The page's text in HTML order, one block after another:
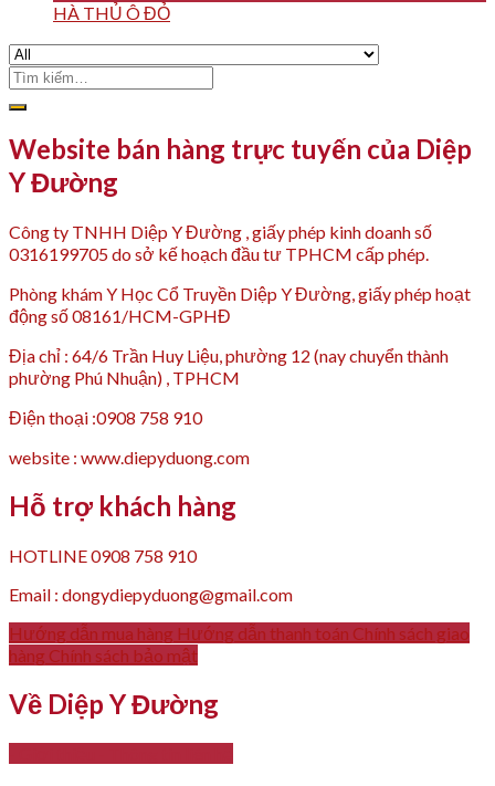
HÀ THỦ Ô ĐỎ
Tìm
kiếm:
Website bán hàng trực tuyến của Diệp
Y Đường
Công ty TNHH Diệp Y Đường , giấy phép kinh doanh số
0316199705 do sở kế hoạch đầu tư TPHCM cấp phép.
Phòng khám Y Học Cổ Truyền Diệp Y Đường, giấy phép hoạt
động số 08161/HCM-GPHĐ
Địa chỉ : 64/6 Trần Huy Liệu, phường 12 (nay chuyển thành
phường Phú Nhuận) , TPHCM
Điện thoại :0908 758 910
website : www.diepyduong.com
Hỗ trợ khách hàng
HOTLINE 0908 758 910
Email : dongydiepyduong@gmail.com
Hướng dẫn mua hàng Hướng dẫn thanh toán Chính sách giao
hàng Chính sách bảo mật
Về Diệp Y Đường